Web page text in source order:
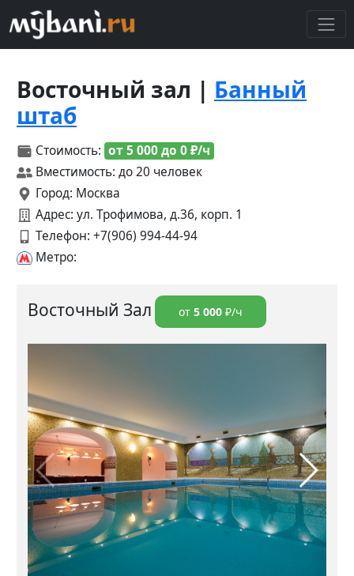
Восточный зал | Банный
штаб
Стоимость: от 5 000 до 0 ₽/ч
Вместимость: до 20 человек
Город: Москва
Адрес: ул. Трофимова, д.36, корп. 1
Телефон: +7(906) 994-44-94
Метро:
Восточный Зал от 5 000 ₽/ч